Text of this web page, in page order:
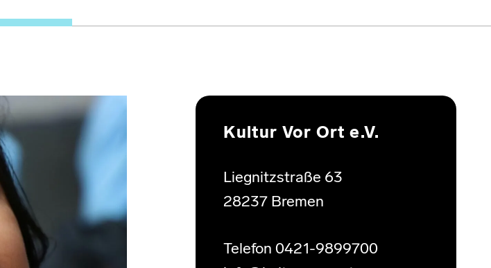
Kultur Vor Ort e.V.
Liegnitzstraße 63
28237 Bremen
Telefon 0421-9899700